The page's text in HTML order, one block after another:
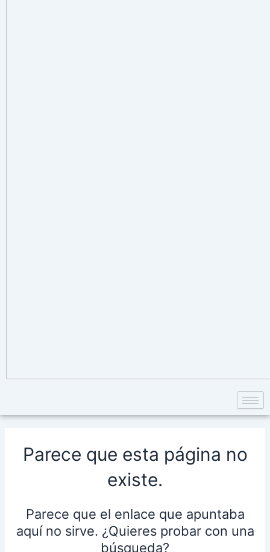
Parece que esta página no
existe.
Parece que el enlace que apuntaba
aquí no sirve. ¿Quieres probar con una
búsqueda?